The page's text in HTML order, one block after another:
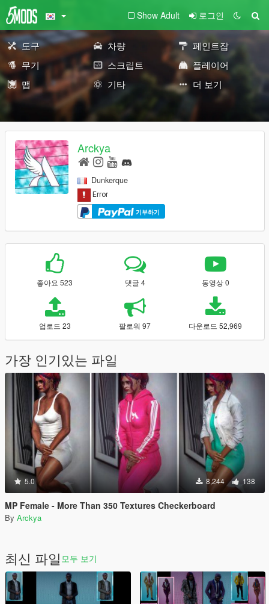
Show Adult 로그인
도구 차량
페인트잡
무기
스크립트
플레이어
맵
기타 더 보기
Arckya
Dunkerque
기부하기
좋아요 523 댓글 4 동영상 0
업로드 23 팔로워 97 다운로드 52,969
가장 인기있는 파일
5.0 8,244 138
MP Female - More Than 350 Textures Checkerboard
By Arckya
최신 파일 모두 보기